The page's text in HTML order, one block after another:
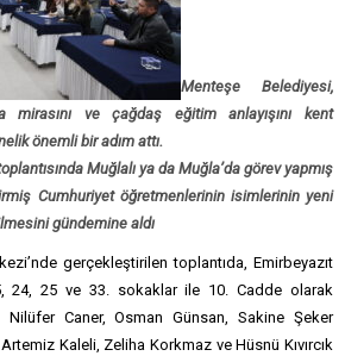
Menteşe Belediyesi,
mirasını ve çağdaş eğitim anlayışını kent
önemli bir adım attı.
Muğlalı ya da Muğla’da görev yapmış
Cumhuriyet öğretmenlerinin isimlerinin yeni
gündemine aldı
gerçekleştirilen toplantıda, Emirbeyazıt
24, 25 ve 33. sokaklar ile 10. Cadde olarak
Nilüfer Caner, Osman Günsan, Sakine Şeker
Kaleli, Zeliha Korkmaz ve Hüsnü Kıvırcık